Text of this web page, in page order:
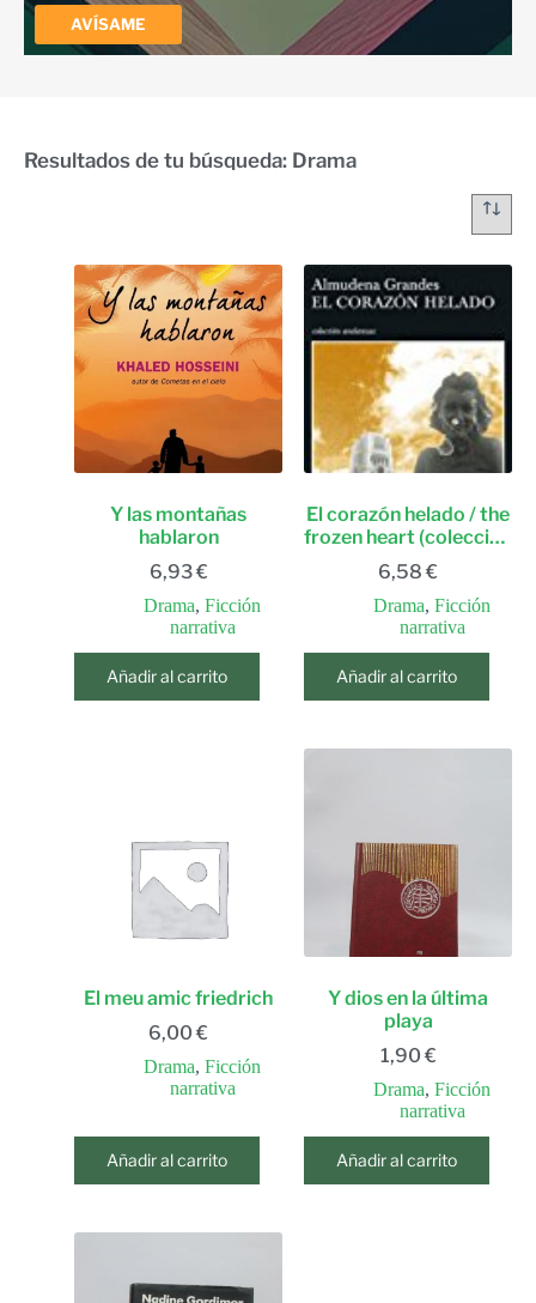
AVÍSAME
Resultados de tu búsqueda: Drama
Y las montañas
hablaron
6,93€
Drama, Ficción
narrativa
Añadir al carrito
El corazón helado / the
frozen heart (colección
andanzas) (spanish
edition)
6,58 €
Drama, Ficción
narrativa
Añadir al carrito
El meu amic friedrich
6,00 €
Drama, Ficción
narrativa
Añadir al carrito
Y dios en la última
playa
1,90 €
Drama, Ficción
narrativa
Añadir al carrito